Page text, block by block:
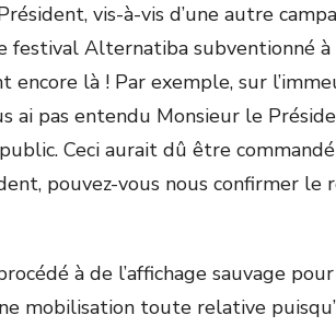
vis-à-vis d’une autre
festival Alternatiba
là ! Par exemple, sur
ai pas entendu Monsieur le
public. Ceci aurait dû être
pouvez-vous nous confirmer
à de l’affichage sauvage
mobilisation toute relative